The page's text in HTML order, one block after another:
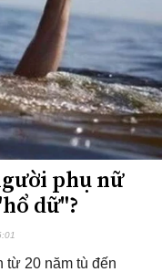
phụ nữ
dữ"?
từ 20 năm tù đến